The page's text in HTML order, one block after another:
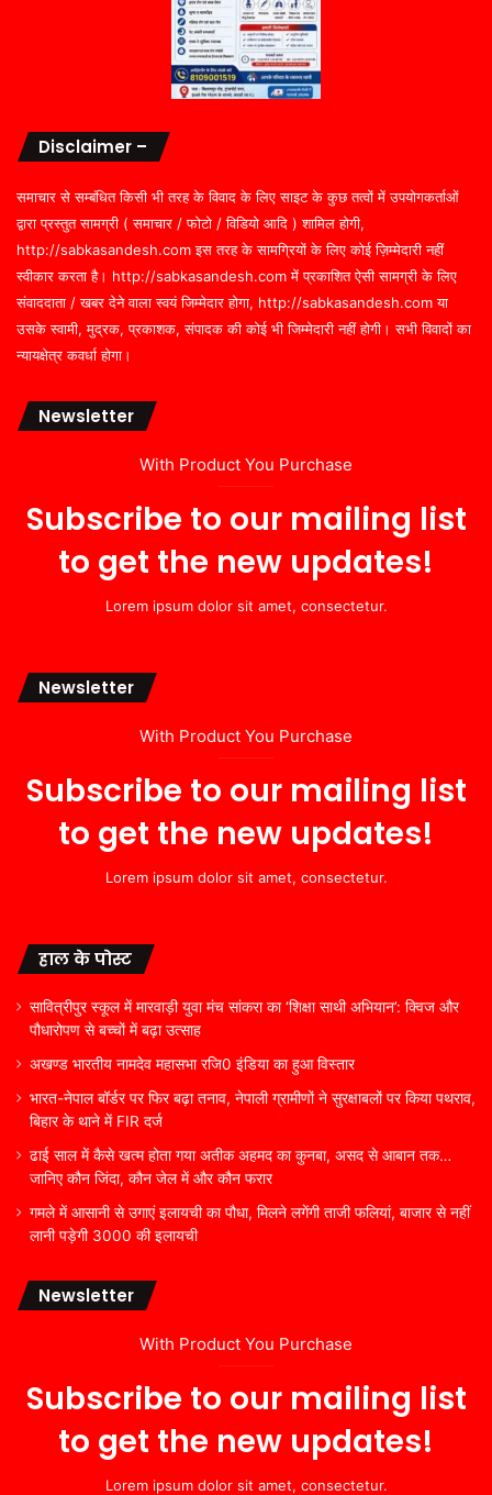
Disclaimer –
समाचार से सम्बंधित किसी भी तरह के विवाद के लिए साइट के कुछ तत्वों में उपयोगकर्ताओं
द्वारा प्रस्तुत सामग्री ( समाचार / फोटो / विडियो आदि ) शामिल होगी,
http://sabkasandesh.com इस तरह के सामग्रियों के लिए कोई ज़िम्मेदारी नहीं
स्वीकार करता है। http://sabkasandesh.com में प्रकाशित ऐसी सामग्री के लिए
संवाददाता / खबर देने वाला स्वयं जिम्मेदार होगा, http://sabkasandesh.com या
उसके स्वामी, मुद्रक, प्रकाशक, संपादक की कोई भी जिम्मेदारी नहीं होगी। सभी विवादों का
न्यायक्षेत्र कवर्धा होगा।
Newsletter
With Product You Purchase
Subscribe to our mailing list
to get the new updates!
Lorem ipsum dolor sit amet, consectetur.
Newsletter
With Product You Purchase
Subscribe to our mailing list
to get the new updates!
Lorem ipsum dolor sit amet, consectetur.
हाल के पोस्ट
सावित्रीपुर स्कूल में मारवाड़ी युवा मंच सांकरा का ‘शिक्षा साथी अभियान’: क्विज और
पौधारोपण से बच्चों में बढ़ा उत्साह
अखण्ड भारतीय नामदेव महासभा रजि0 इंडिया का हुआ विस्तार
भारत-नेपाल बॉर्डर पर फिर बढ़ा तनाव, नेपाली ग्रामीणों ने सुरक्षाबलों पर किया पथराव,
बिहार के थाने में FIR दर्ज
ढाई साल में कैसे खत्म होता गया अतीक अहमद का कुनबा, असद से आबान तक…
जानिए कौन जिंदा, कौन जेल में और कौन फरार
गमले में आसानी से उगाएं इलायची का पौधा, मिलने लगेंगी ताजी फलियां, बाजार से नहीं
लानी पड़ेगी 3000 की इलायची
Newsletter
With Product You Purchase
Subscribe to our mailing list
to get the new updates!
Lorem ipsum dolor sit amet, consectetur.